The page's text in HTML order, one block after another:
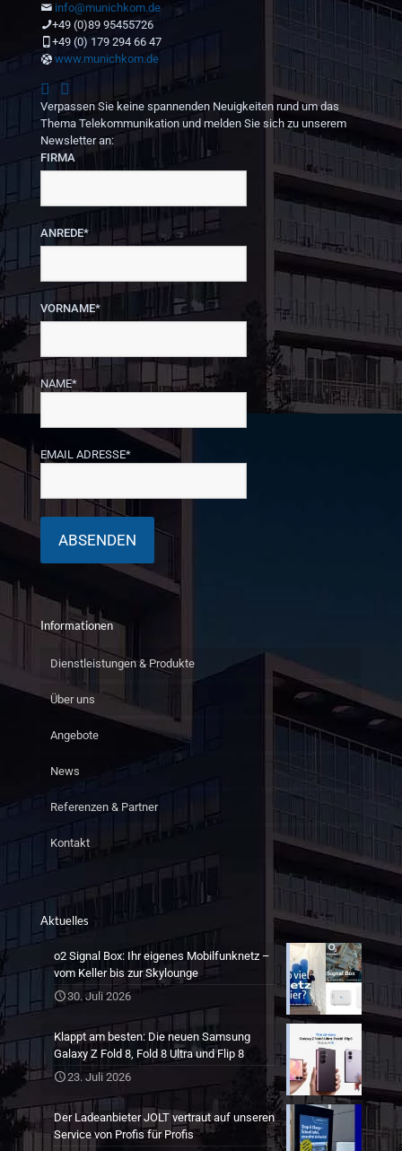
info@munichkom.de
+49 (0)89 95455726
+49 (0) 179 294 66 47
www.munichkom.de
Verpassen Sie keine spannenden Neuigkeiten rund um das
Thema Telekommunikation und melden Sie sich zu unserem
Newsletter an:
FIRMA
ANREDE*
VORNAME*
NAME*
EMAIL ADRESSE*
Informationen
Dienstleistungen & Produkte
Über uns
Angebote
News
Referenzen & Partner
Kontakt
Aktuelles
o2 Signal Box: Ihr eigenes Mobilfunknetz –
vom Keller bis zur Skylounge
30. Juli 2026
Klappt am besten: Die neuen Samsung
Galaxy Z Fold 8, Fold 8 Ultra und Flip 8
23. Juli 2026
Der Ladeanbieter JOLT vertraut auf unseren
Service von Profis für Profis